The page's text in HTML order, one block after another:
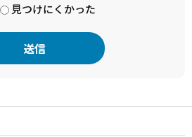
見つけにくかった